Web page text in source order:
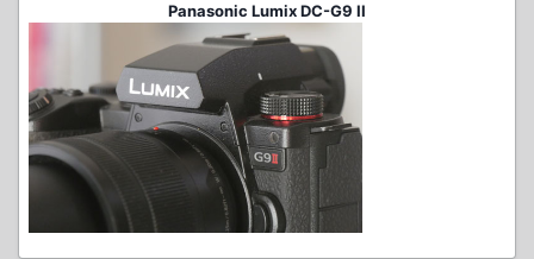
Panasonic Lumix DC-G9 II